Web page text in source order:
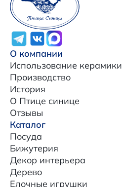
О компании
Использование керамики
Производство
История
О Птице синице
Отзывы
Каталог
Посуда
Бижутерия
Декор интерьера
Дерево
Елочные игрушки